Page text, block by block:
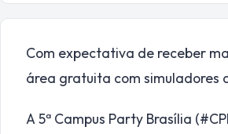
Com expectativa de receber
área gratuita com
A 5ª Campus Party Brasília